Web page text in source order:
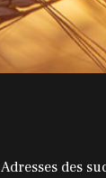
Adresses des